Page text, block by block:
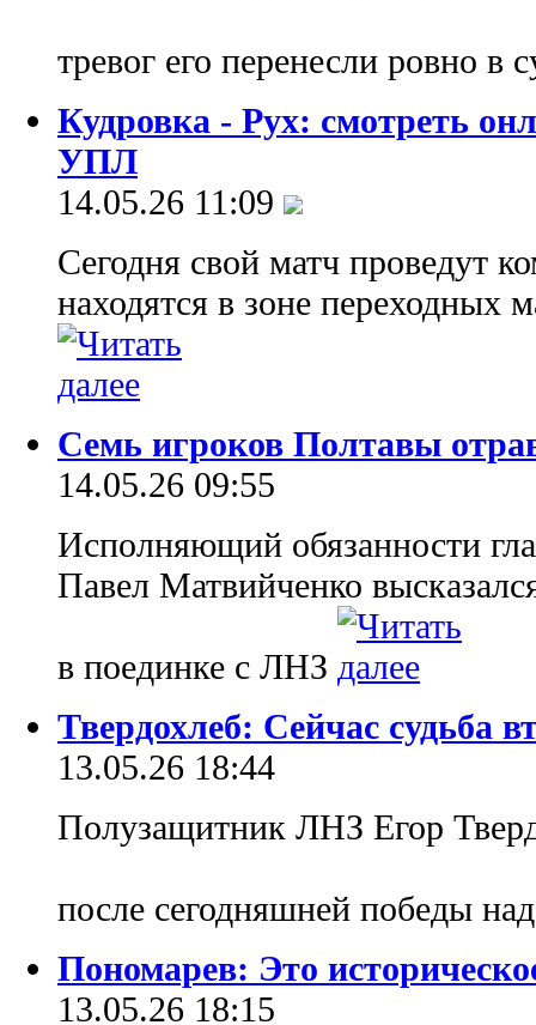
тревог его перенесли ровно в
Кудровка - Рух: смотреть
УПЛ
14.05.26 11:09
Сегодня свой матч проведут
находятся в зоне переходных
Семь игроков Полтавы
14.05.26 09:55
Исполняющий обязанности
Павел Матвийченко
в поединке с ЛНЗ
Твердохлеб: Сейчас судьба
13.05.26 18:44
Полузащитник ЛНЗ Егор
после сегодняшней победы
Пономарев: Это
13.05.26 18:15